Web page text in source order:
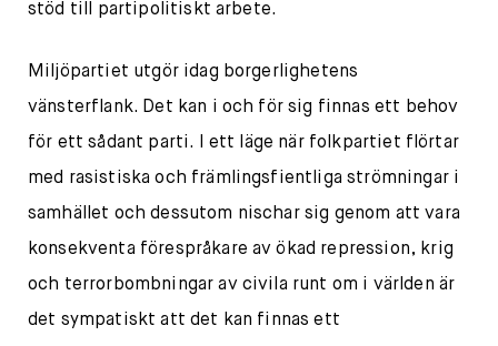
stöd till partipolitiskt arbete.
Miljöpartiet utgör idag borgerlighetens
vänsterflank. Det kan i och för sig finnas ett behov
för ett sådant parti. I ett läge när folkpartiet flörtar
med rasistiska och främlingsfientliga strömningar i
samhället och dessutom nischar sig genom att vara
konsekventa förespråkare av ökad repression, krig
och terrorbombningar av civila runt om i världen är
det sympatiskt att det kan finnas ett